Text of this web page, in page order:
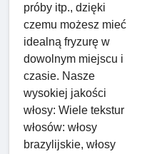
próby itp., dzięki
czemu możesz mieć
idealną fryzurę w
dowolnym miejscu i
czasie. Nasze
wysokiej jakości
włosy: Wiele tekstur
włosów: włosy
brazylijskie, włosy